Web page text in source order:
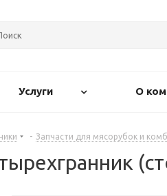
Услуги О
- Запчасти для мясорубок и